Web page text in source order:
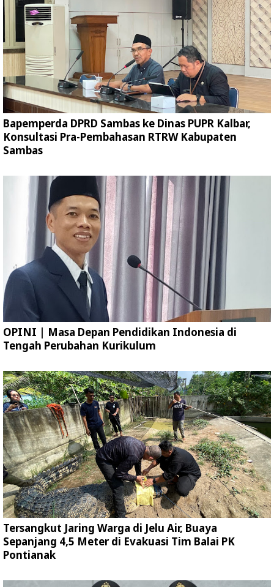
Bapemperda DPRD Sambas ke Dinas PUPR Kalbar,
Konsultasi Pra-Pembahasan RTRW Kabupaten
Sambas
OPINI | Masa Depan Pendidikan Indonesia di
Tengah Perubahan Kurikulum
Tersangkut Jaring Warga di Jelu Air, Buaya
Sepanjang 4,5 Meter di Evakuasi Tim Balai PK
Pontianak